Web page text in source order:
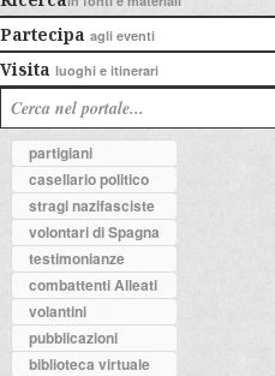
Partecipa agli eventi
Visita luoghi e itinerari
partigiani
casellario politico
stragi nazifasciste
volontari di Spagna
testimonianze
combattenti Alleati
volantini
pubblicazioni
biblioteca virtuale